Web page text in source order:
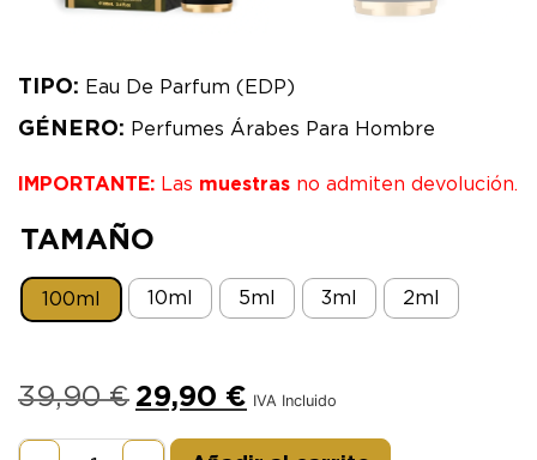
TIPO: Eau De Parfum (EDP)
GÉNERO: Perfumes Árabes Para Hombre
IMPORTANTE: Las muestras no admiten devolución.
TAMAÑO
100ml 10ml 5ml 3ml 2ml
39,90€ 29,90 € IVA Incluido